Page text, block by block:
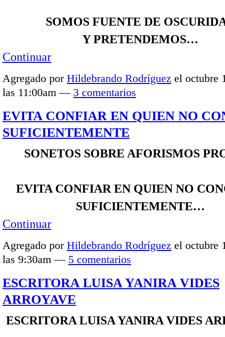
SOMOS FUENTE DE
Y PRETENDEMOS…
Continuar
Agregado por Hildebrando Rodríguez el octubre
las 11:00am — 3 comentarios
EVITA CONFIAR EN QUIEN NO
SUFICIENTEMENTE
SONETOS SOBRE AFORISMOS
EVITA CONFIAR EN QUIEN NO
SUFICIENTEMENTE…
Continuar
Agregado por Hildebrando Rodríguez el octubre
las 9:30am — 5 comentarios
ESCRITORA LUISA YANIRA VIDES
ARROYAVE
ESCRITORA LUISA YANIRA VIDES